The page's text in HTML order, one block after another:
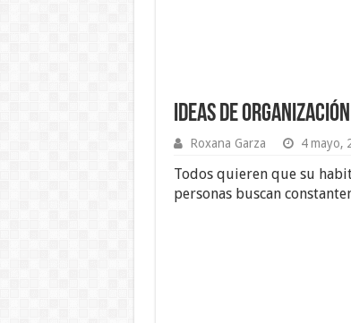
Ideas de
Roxana Garza 4 mayo,
Todos quieren que su
personas buscan